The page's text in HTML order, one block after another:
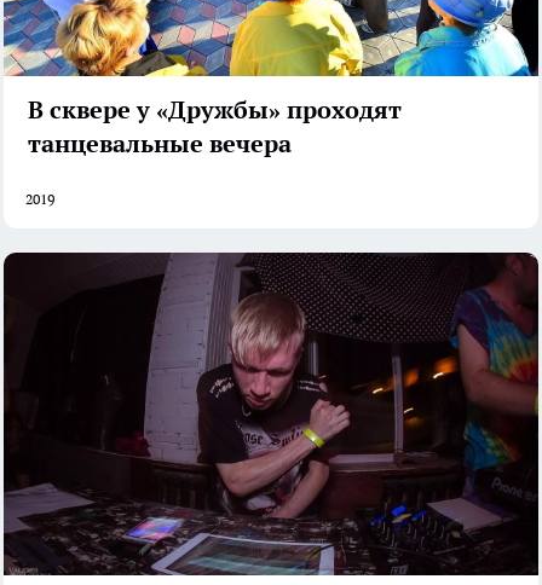
В сквере у «Дружбы» проходят
танцевальные вечера
2019